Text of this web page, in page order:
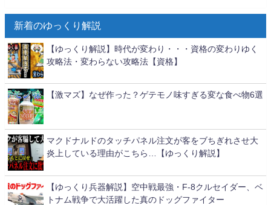
新着のゆっくり解説
【ゆっくり解説】時代が変わり・・・資格の変わりゆく
攻略法・変わらない攻略法【資格】
【激マズ】なぜ作った？ゲテモノ味すぎる変な食べ物6選
マクドナルドのタッチパネル注文が客をブちぎれさせ大
炎上している理由がこちら…【ゆっくり解説】
【ゆっくり兵器解説】空中戦最強・F-8クルセイダー、ベ
トナム戦争で大活躍した真のドッグファイター